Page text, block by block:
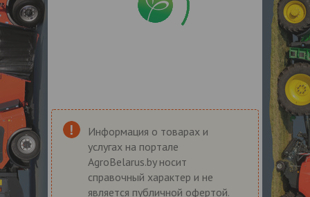
Информация о товарах и
услугах на портале
AgroBelarus.by носит
справочный характер и не
является публичной офертой.